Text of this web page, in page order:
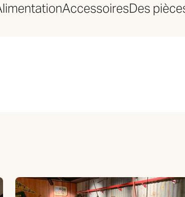
AccessoiresDes